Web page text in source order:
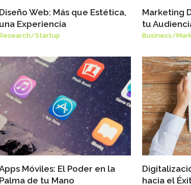
Diseño Web: Más que Estética,
una Experiencia
/Startup
Marketing
tu
Business/
Móviles: El Poder en la
Palma de tu Mano
hacia el